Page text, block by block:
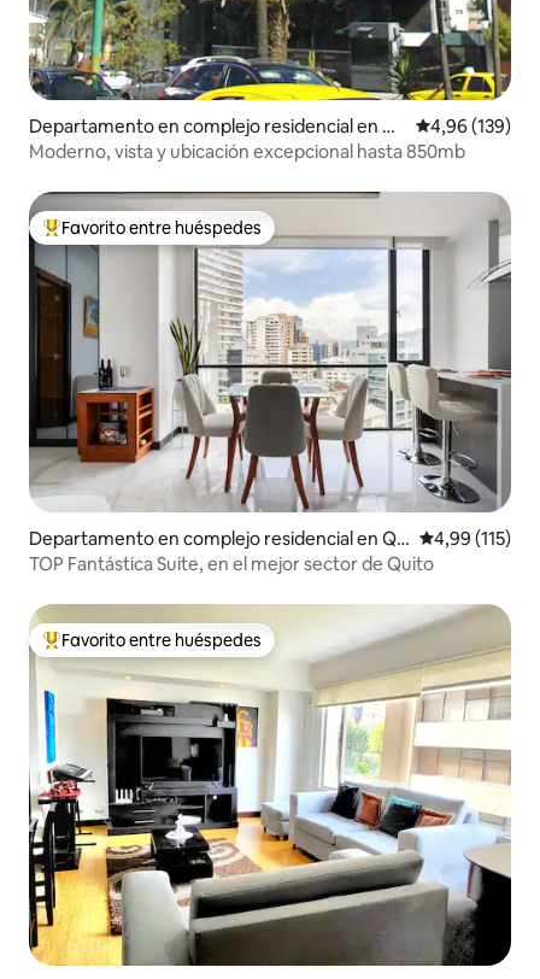
Departamento en complejo residencial en Q
uito
Calificación
4,96 (139)
Moderno, vista y ubicación excepcional hasta 850mb
Favorito entre los huéspedes más destacados
Favorito entre huéspedes
Departamento en complejo residencial en Qu
ito
Calificación
4,99 (115)
TOP Fantástica Suite, en el mejor sector de Quito
Favorito entre los huéspedes más destacados
Favorito entre huéspedes